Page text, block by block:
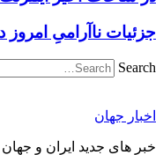
جزئیات ناآرامیِ
Search
اخبار جهان
خبر های جدید ایران و جهان